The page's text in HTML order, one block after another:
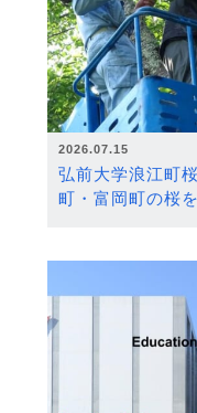
2026.07.15
弘前大学浪江町
町・富岡町の桜